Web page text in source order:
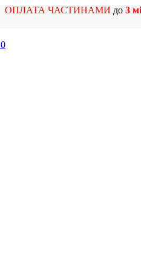
ОПЛАТА ЧАСТИНАМИ до 3
0